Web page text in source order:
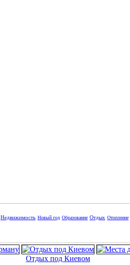
Недвижимость Новый год Образование Отдых Отопление
Отдых под Киевом